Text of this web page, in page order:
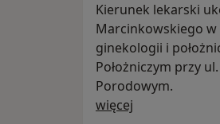
Kierunek lekarski
Marcinkowskiego w
ginekologii i
Położniczym przy
Porodowym.
więcej